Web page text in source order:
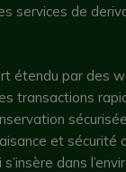
services de
étendu par des
transactions
et sécurité
s’insère dans